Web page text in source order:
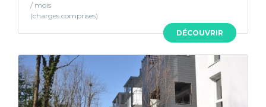
DÉCOUVRIR
/ mois